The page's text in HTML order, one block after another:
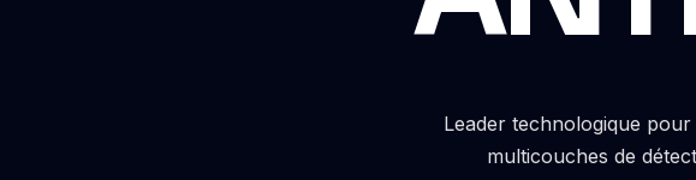
Leader technologique
multicouches de